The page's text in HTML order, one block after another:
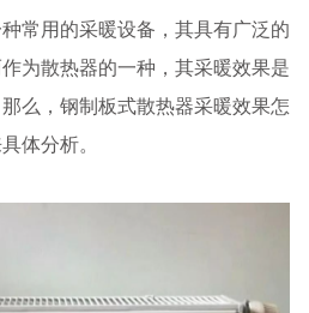
用的采暖设备，其具有广泛的
为散热器的一种，其采暖效果是
么，钢制板式散热器采暖效果怎
体分析。